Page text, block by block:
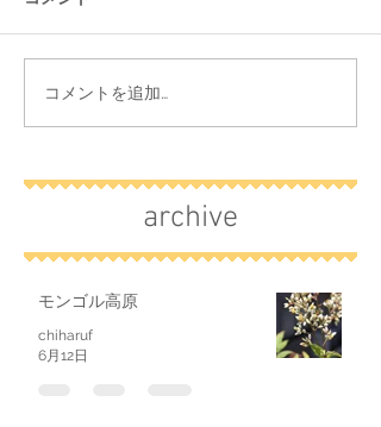
コメントを追加…
archive
モンゴル高原
chiharuf
6月12日